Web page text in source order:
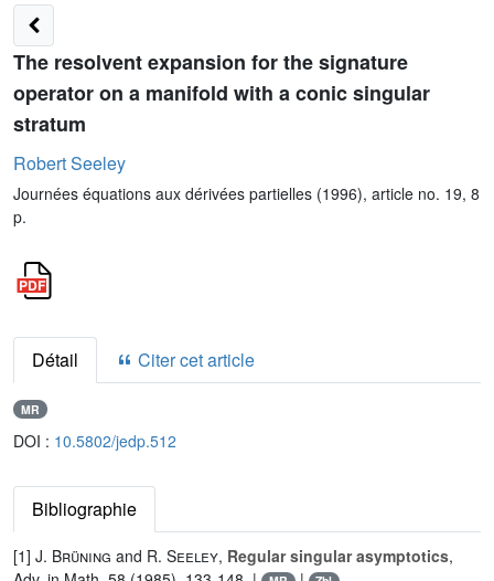
The resolvent expansion for the signature
operator on a manifold with a conic singular
stratum
Robert Seeley
Journées équations aux dérivées partielles (1996), article no. 19, 8
p.
Détail Citer cet article
MR
DOI : 10.5802/jedp.512
Bibliographie
[1] J. Brüning and R. Seeley, Regular singular asymptotics,